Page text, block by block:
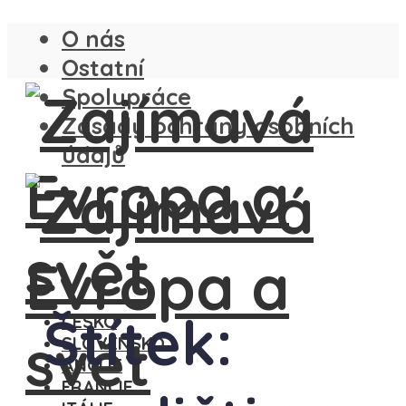
O nás
Ostatní
Spolupráce
Zásady ochrany osobních
údajů
ČESKO
SLOVENSKO
ANGLIE
FRANCIE
Štítek: